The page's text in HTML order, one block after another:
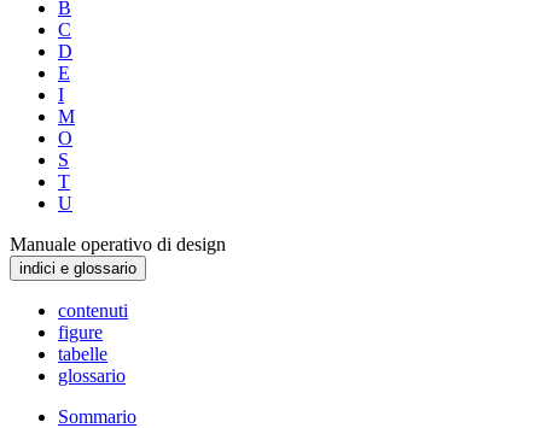
B
C
D
E
I
M
O
S
T
U
Manuale operativo di design
indici e glossario
contenuti
figure
tabelle
glossario
Sommario